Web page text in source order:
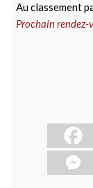
Au classement
Prochain